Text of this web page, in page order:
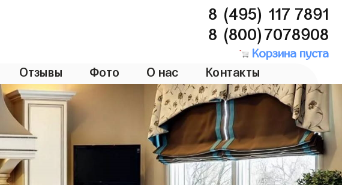
8 (495) 117 7891
8 (800)7078908
Корзина пуста
Отзывы Фото О нас Контакты